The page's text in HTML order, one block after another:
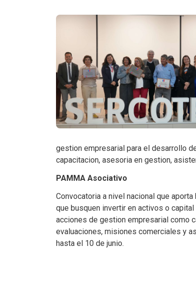
gestion empresarial para el desarrollo
capacitacion, asesoria en gestion,
PAMMA Asociativo
Convocatoria a nivel nacional que
que busquen invertir en activos o
acciones de gestion empresarial como
evaluaciones, misiones comerciales y
hasta el 10 de junio.